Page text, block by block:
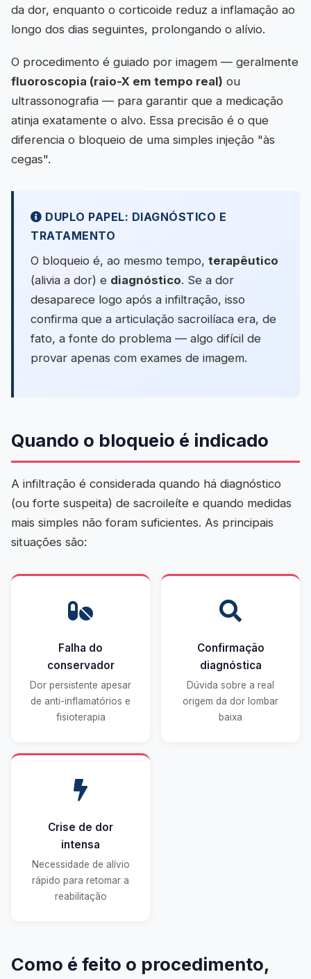
da dor, enquanto o corticoide reduz a inflamação ao
longo dos dias seguintes, prolongando o alívio.
O procedimento é guiado por imagem — geralmente
fluoroscopia (raio-X em tempo real) ou
ultrassonografia — para garantir que a medicação
atinja exatamente o alvo. Essa precisão é o que
diferencia o bloqueio de uma simples injeção "às
cegas".
DUPLO PAPEL: DIAGNÓSTICO E
TRATAMENTO
O bloqueio é, ao mesmo tempo, terapêutico
(alivia a dor) e diagnóstico. Se a dor
desaparece logo após a infiltração, isso
confirma que a articulação sacroilíaca era, de
fato, a fonte do problema — algo difícil de
provar apenas com exames de imagem.
Quando o bloqueio é indicado
A infiltração é considerada quando há diagnóstico
(ou forte suspeita) de sacroileíte e quando medidas
mais simples não foram suficientes. As principais
situações são:
Falha do
conservador
Dor persistente apesar
de anti-inflamatórios e
fisioterapia
Confirmação
diagnóstica
Dúvida sobre a real
origem da dor lombar
baixa
Crise de dor
intensa
Necessidade de alívio
rápido para retomar a
reabilitação
Como é feito o procedimento,